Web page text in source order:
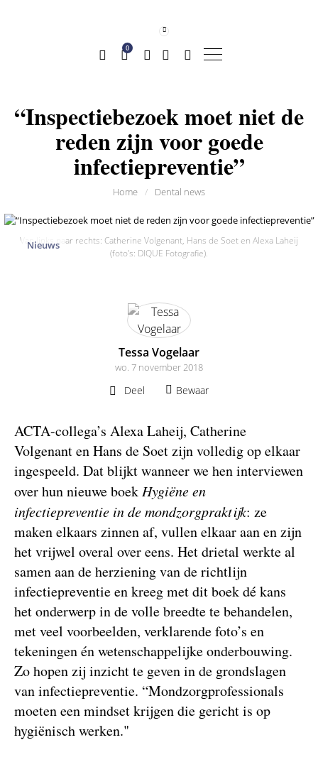
0
“Inspectiebezoek moet niet de
reden zijn voor goede
infectiepreventie”
Home / Dental news
Nieuws
Van links naar rechts: Catherine Volgenant, Hans de Soet en Alexa Laheij
(foto's: DIQUE Fotografie).
Tessa Vogelaar
wo. 7 november 2018
Deel Bewaar
ACTA-collega’s Alexa Laheij, Catherine
Volgenant en Hans de Soet zijn volledig op elkaar
ingespeeld. Dat blijkt wanneer we hen interviewen
over hun nieuwe boek Hygiëne en
infectiepreventie in de mondzorgpraktijk: ze
maken elkaars zinnen af, vullen elkaar aan en zijn
het vrijwel overal over eens. Het drietal werkte al
samen aan de herziening van de richtlijn
infectiepreventie en kreeg met dit boek dé kans
het onderwerp in de volle breedte te behandelen,
met veel voorbeelden, verklarende foto’s en
tekeningen én wetenschappelijke onderbouwing.
Zo hopen zij inzicht te geven in de grondslagen
van infectiepreventie. “Mondzorgprofessionals
moeten een mindset krijgen die gericht is op
hygiënisch werken."